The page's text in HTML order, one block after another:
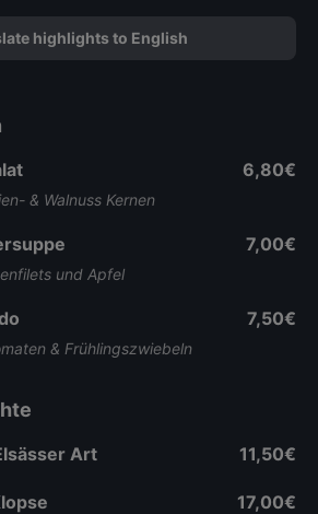
highlights to English
& Walnuss Kernen
6,80€
und Apfel
7,00€
& Frühlingszwiebeln
7,50€
Art 11,50€
17,00€